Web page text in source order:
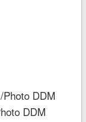
DDM